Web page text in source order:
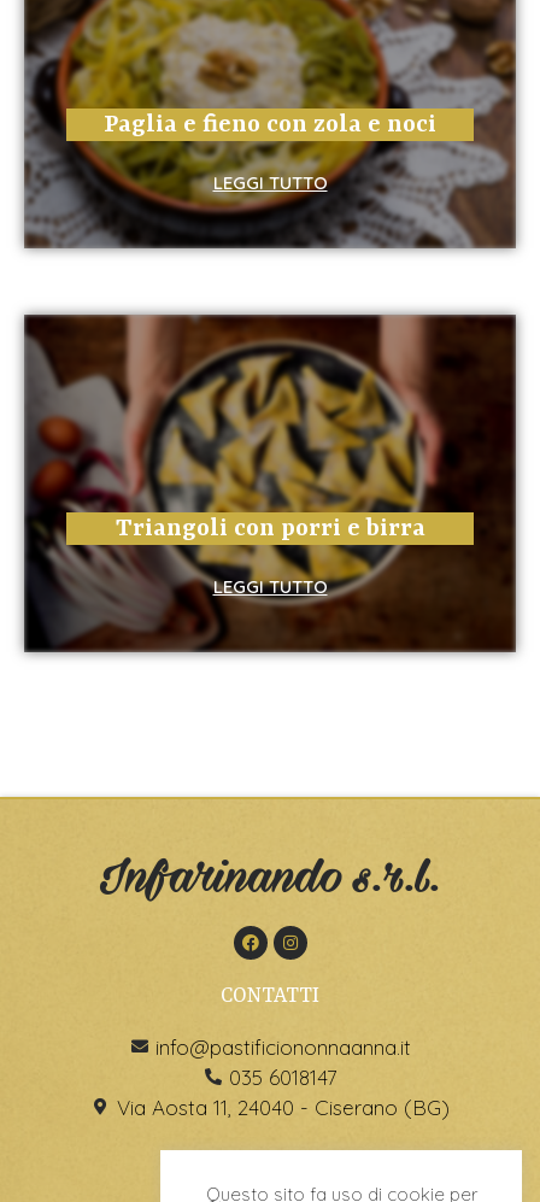
Paglia e fieno con zola e noci
LEGGI TUTTO
Triangoli con porri e birra
LEGGI TUTTO
Infarinando s.r.l.
CONTATTI
info@pastificiononnaanna.it
035 6018147
Via Aosta 11, 24040 - Ciserano (BG)
Questo sito fa uso di cookie per